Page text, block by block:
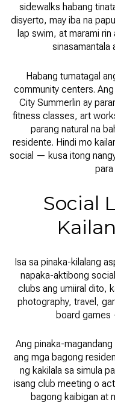
sidewalks habang
disyerto, may iba na
lap swim, at marami
sinasamantala
Habang tumatagal
community centers.
City Summerlin ay
fitness classes, art
parang natural na
residente. Hindi mo
social — kusa itong
para
Social
Isa sa pinaka-kilalang
napaka-aktibong
clubs ang umiiral dito,
photography, travel,
board games
Ang pinaka-
ang mga bagong
ng kakilala sa simula
isang club meeting o
bagong kaibigan at